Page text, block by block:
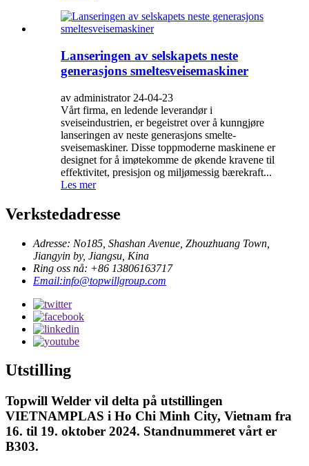
Lanseringen av selskapets neste
generasjons smeltesveisemaskiner
av administrator 24-04-23
Vårt firma, en ledende leverandør i
sveiseindustrien, er begeistret over å kunngjøre
lanseringen av neste generasjons smelte-
sveisemaskiner. Disse toppmoderne maskinene er
designet for å imøtekomme de økende kravene til
effektivitet, presisjon og miljømessig bærekraft...
Les mer
Verkstedadresse
Adresse: No185, Shashan Avenue, Zhouzhuang Town,
Jiangyin by, Jiangsu, Kina
Ring oss nå: +86 13806163717
Email:info@topwillgroup.com
Utstilling
Topwill Welder vil delta på utstillingen
VIETNAMPLAS i Ho Chi Minh City, Vietnam fra
16. til 19. oktober 2024. Standnummeret vårt er
B303.